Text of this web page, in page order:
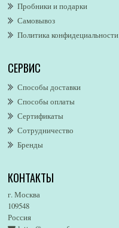
Alfred Dunhill
Alfred Ritchy
Alfred Sung
AllSaints
Alsayad
Altaia
Alvarez Gomez
Alviero Martini
Alyson Oldoini
American Eagle
Amore Segreto
Amorino
Пробники и подарки
Самовывоз
Политика конфидециальности
СЕРВИС
Способы доставки
Способы оплаты
Сертификаты
Сотрудничество
Бренды
КОНТАКТЫ
г. Москва
109548
Россия